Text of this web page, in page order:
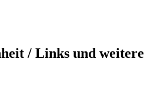
/ Links und weitere